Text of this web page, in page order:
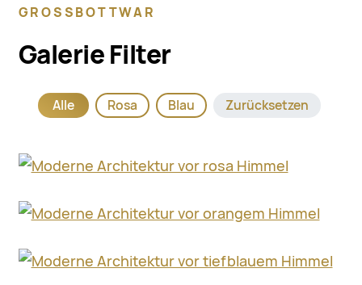
GROSSBOTTWAR
Galerie Filter
Alle Rosa Blau Zurücksetzen